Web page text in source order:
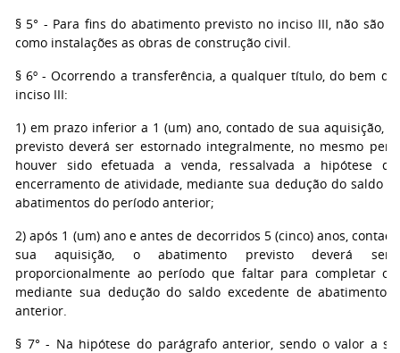
§ 5° - Para fins do abatimento previsto no inciso III, não são
como instalações as obras de construção civil.
§ 6º - Ocorrendo a transferência, a qualquer título, do bem
inciso III:
1) em prazo inferior a 1 (um) ano, contado de sua aquisição,
previsto deverá ser estornado integralmente, no mesmo
houver sido efetuada a venda, ressalvada a hipótese
encerramento de atividade, mediante sua dedução do saldo
abatimentos do período anterior;
2) após 1 (um) ano e antes de decorridos 5 (cinco) anos,
sua aquisição, o abatimento previsto deverá ser
proporcionalmente ao período que faltar para completar o
mediante sua dedução do saldo excedente de
anterior.
§ 7° - Na hipótese do parágrafo anterior, sendo o valor a